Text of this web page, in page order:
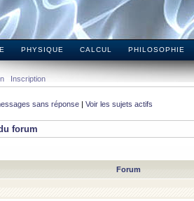
PHYSIQUE CALCUL PHILOSOPHIE
Inscription
sans réponse | Voir les sujets actifs
forum
Forum